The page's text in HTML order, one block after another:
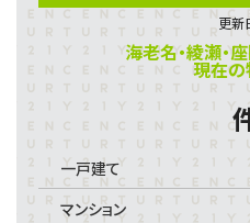
更新
海老名・綾瀬・
現在
一戸建て
マンション